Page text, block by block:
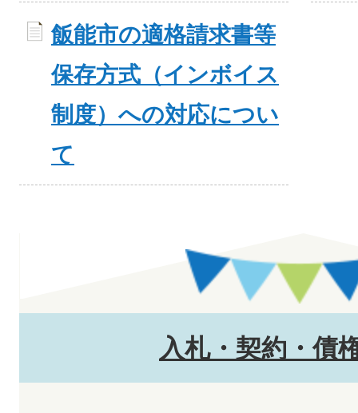
飯能市の適格請求書等
保存方式（インボイス
制度）への対応につい
て
入札・契約・債